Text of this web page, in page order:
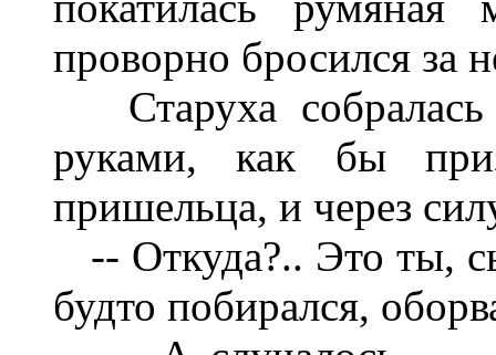
проворно бросился за
Старуха собралась
руками, как бы
пришельца, и через
-- Откуда?.. Это ты,
будто побирался,